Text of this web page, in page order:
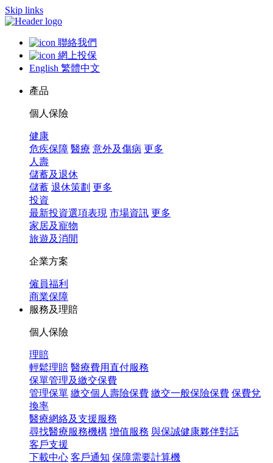
Skip links
聯絡我們
網上投保
English 繁體中文
產品
個人保險
健康
危疾保障 醫療 意外及傷病 更多
人壽
儲蓄及退休
儲蓄 退休策劃 更多
投資
最新投資選項表現 市場資訊 更多
家居及寵物
旅遊及消閒
企業方案
僱員福利
商業保障
服務及理賠
個人保險
理賠
輕鬆理賠 醫療費用直付服務
保單管理及繳交保費
管理保單 繳交個人壽險保費 繳交一般保險保費 保費兌
換率
醫療網絡及支援服務
尋找醫療服務機構 增值服務 與保誠健康夥伴對話
客戶支援
下載中心 客戶通知 保障需要計算機